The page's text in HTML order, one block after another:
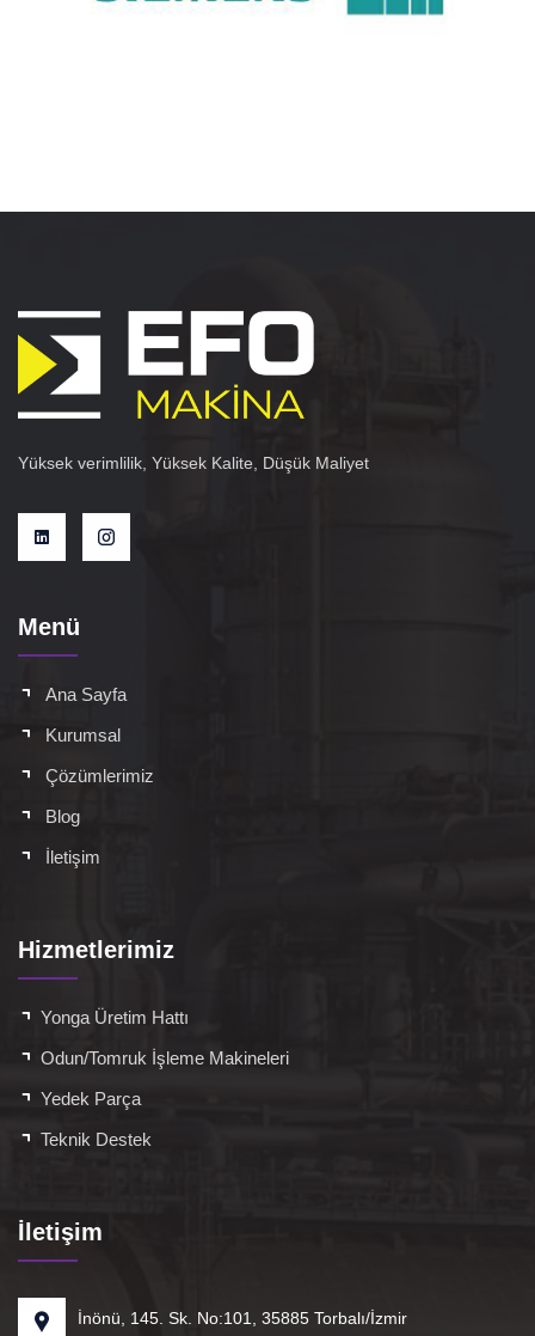
Yüksek verimlilik, Yüksek Kalite, Düşük Maliyet
Menü
Ana Sayfa
Kurumsal
Çözümlerimiz
Blog
İletişim
Hizmetlerimiz
Yonga Üretim Hattı
Odun/Tomruk İşleme Makineleri
Yedek Parça
Teknik Destek
İletişim
İnönü, 145. Sk. No:101, 35885 Torbalı/İzmir